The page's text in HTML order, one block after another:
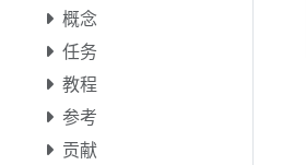
概念
任务
教程
参考
贡献